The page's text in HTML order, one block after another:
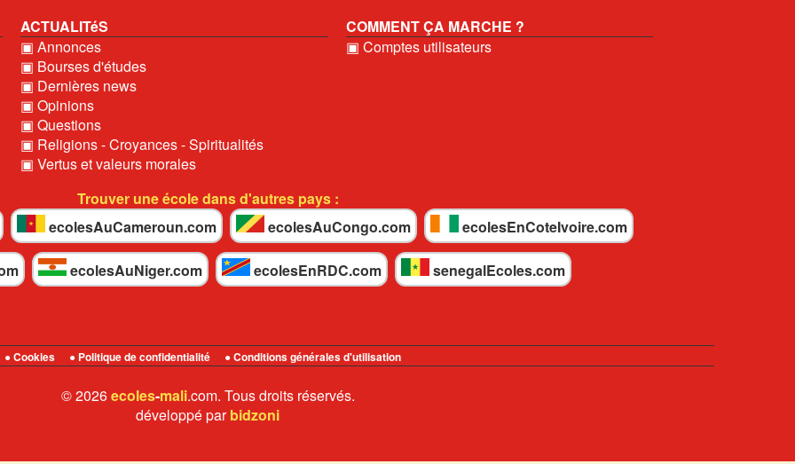
ACTUALITéS
▣ Annonces
▣ Bourses d'études
▣ Dernières news
▣ Opinions
▣ Questions
▣ Religions - Croyances - Spiritualités
▣ Vertus et valeurs morales
COMMENT ÇA MARCHE ?
▣ Comptes utilisateurs
Trouver une école dans d'autres pays :
ecolesAuCameroun.com ecolesAuCongo.com ecolesEnCoteIvoire.com
ecolesAuNiger.com ecolesEnRDC.com senegalEcoles.com
● Cookies ● Politique de confidentialité ● Conditions générales d'utilisation
© 2026ecoles-mali.com. Tous droits réservés.
développé parbidzoni